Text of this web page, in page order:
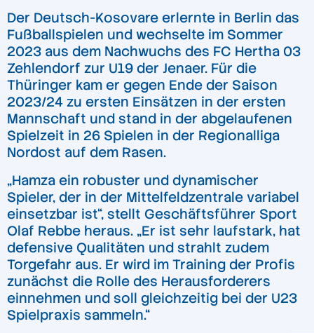
Der Deutsch-Kosovare erlernte in Berlin das
Fußballspielen und wechselte im Sommer
2023 aus dem Nachwuchs des FC Hertha 03
Zehlendorf zur U19 der Jenaer. Für die
Thüringer kam er gegen Ende der Saison
2023/24 zu ersten Einsätzen in der ersten
Mannschaft und stand in der abgelaufenen
Spielzeit in 26 Spielen in der Regionalliga
Nordost auf dem Rasen.
„Hamza ein robuster und dynamischer
Spieler, der in der Mittelfeldzentrale variabel
einsetzbar ist“, stellt Geschäftsführer Sport
Olaf Rebbe heraus. „Er ist sehr laufstark, hat
defensive Qualitäten und strahlt zudem
Torgefahr aus. Er wird im Training der Profis
zunächst die Rolle des Herausforderers
einnehmen und soll gleichzeitig bei der U23
Spielpraxis sammeln.“